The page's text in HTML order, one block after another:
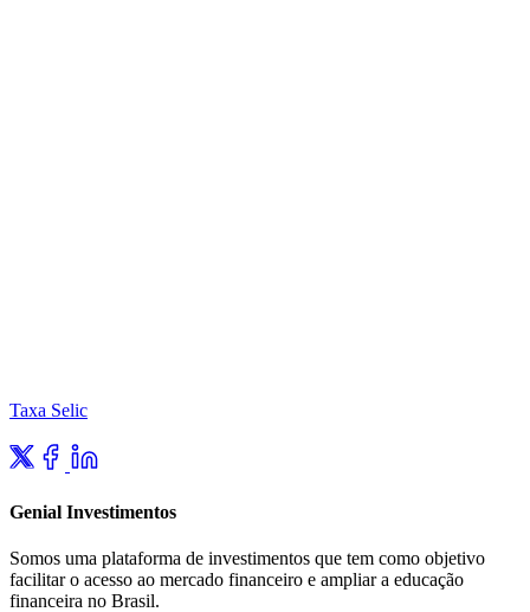
Taxa Selic
Genial Investimentos
Somos uma plataforma de investimentos que tem como objetivo
facilitar o acesso ao mercado financeiro e ampliar a educação
financeira no Brasil.